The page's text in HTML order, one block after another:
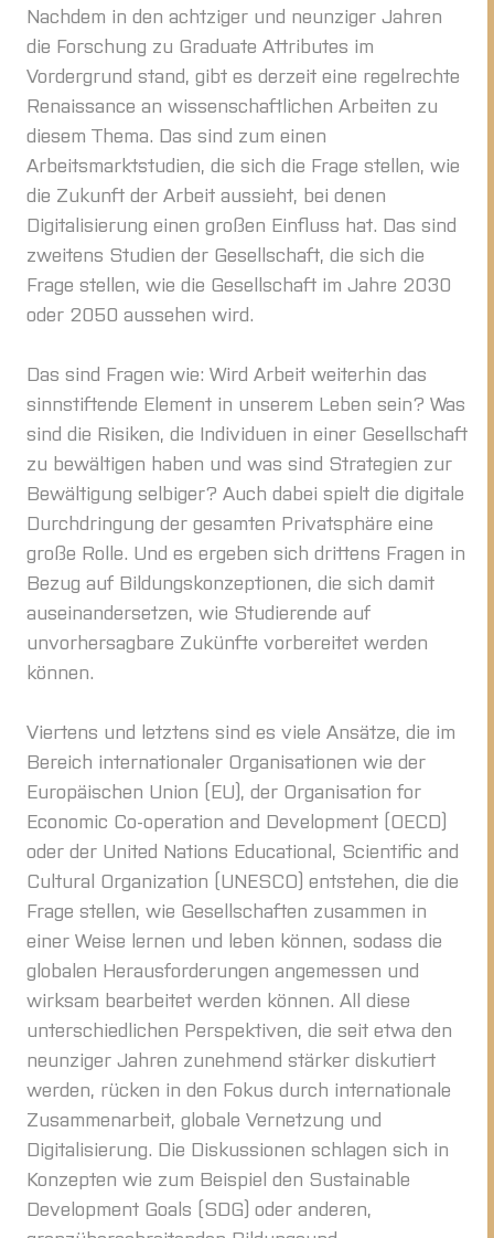
Nachdem in den achtziger und neunziger Jahren
die Forschung zu Graduate Attributes im
Vordergrund stand, gibt es derzeit eine regelrechte
Renaissance an wissenschaftlichen Arbeiten zu
diesem Thema. Das sind zum einen
Arbeitsmarktstudien, die sich die Frage stellen, wie
die Zukunft der Arbeit aussieht, bei denen
Digitalisierung einen großen Einfluss hat. Das sind
zweitens Studien der Gesellschaft, die sich die
Frage stellen, wie die Gesellschaft im Jahre 2030
oder 2050 aussehen wird.
Das sind Fragen wie: Wird Arbeit weiterhin das
sinnstiftende Element in unserem Leben sein? Was
sind die Risiken, die Individuen in einer Gesellschaft
zu bewältigen haben und was sind Strategien zur
Bewältigung selbiger? Auch dabei spielt die digitale
Durchdringung der gesamten Privatsphäre eine
große Rolle. Und es ergeben sich drittens Fragen in
Bezug auf Bildungskonzeptionen, die sich damit
auseinandersetzen, wie Studierende auf
unvorhersagbare Zukünfte vorbereitet werden
können.
Viertens und letztens sind es viele Ansätze, die im
Bereich internationaler Organisationen wie der
Europäischen Union (EU), der Organisation for
Economic Co-operation and Development (OECD)
oder der United Nations Educational, Scientific and
Cultural Organization (UNESCO) entstehen, die die
Frage stellen, wie Gesellschaften zusammen in
einer Weise lernen und leben können, sodass die
globalen Herausforderungen angemessen und
wirksam bearbeitet werden können. All diese
unterschiedlichen Perspektiven, die seit etwa den
neunziger Jahren zunehmend stärker diskutiert
werden, rücken in den Fokus durch internationale
Zusammenarbeit, globale Vernetzung und
Digitalisierung. Die Diskussionen schlagen sich in
Konzepten wie zum Beispiel den Sustainable
Development Goals (SDG) oder anderen,